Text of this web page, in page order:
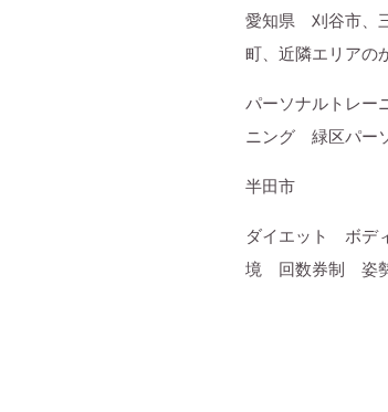
愛知県 刈谷市、
町、近隣エリアの
パーソナルトレ
ニング 緑区パー
半田市
ダイエット ボ
境 回数券制 姿